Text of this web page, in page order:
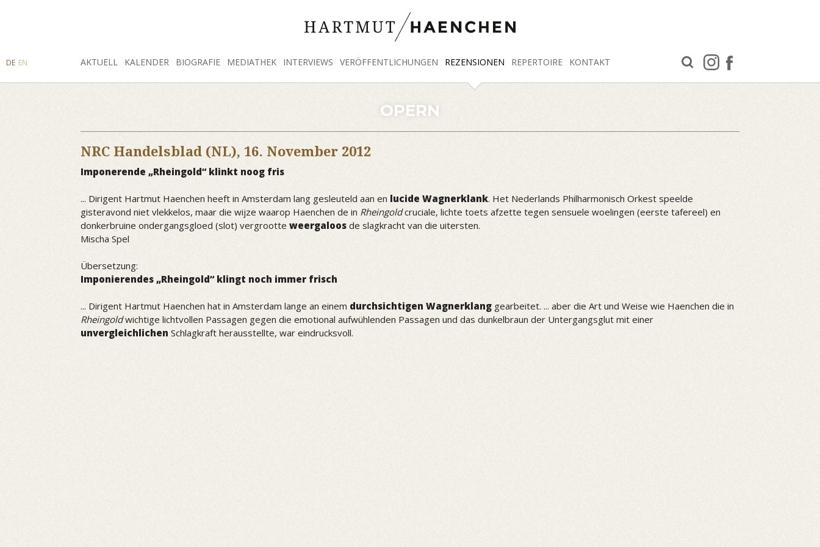
AKTUELL KALENDER BIOGRAFIE MEDIATHEK INTERVIEWS VERÖFFENTLICHUNGEN REZENSIONEN REPERTOIRE KONTAKT
FACEBOOK
INSTAGRAM
SUCHE
DE EN
OPERN
NRC Handelsblad (NL), 16. November 2012
Imponerende „Rheingold“ klinkt noog fris
... Dirigent Hartmut Haenchen heeft in Amsterdam lang gesleuteld aan en lucide Wagnerklank. Het Nederlands Philharmonisch Orkest speelde
gisteravond niet vlekkelos, maar die wijze waarop Haenchen de in Rheingoldcruciale, lichte toets afzette tegen sensuele woelingen (eerste tafereel) en
donkerbruine ondergangsgloed (slot) vergrootte weergaloos de slagkracht van die uitersten.
Mischa Spel
Übersetzung:
Imponierendes „Rheingold“ klingt noch immer frisch
... Dirigent Hartmut Haenchen hat in Amsterdam lange an einem durchsichtigen Wagnerklang gearbeitet. ... aber die Art und Weise wie Haenchen die in
Rheingoldwichtige lichtvollen Passagen gegen die emotional aufwühlenden Passagen und das dunkelbraun der Untergangsglut mit einer
unvergleichlichen Schlagkraft herausstellte, war eindrucksvoll.